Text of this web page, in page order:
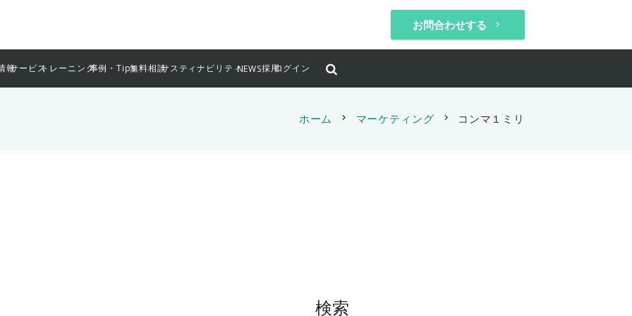
お問合わせする keyboard_arrow_right
報サービストレーニング事例・Tips無料相談サスティナビリティNEWS採用ログイン
ホーム chevron_right マーケティング chevron_right コンマ１ミリ
検索